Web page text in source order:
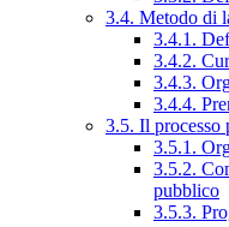
3.4. Metodo di
3.4.1.
3.4.2.
3.4.3.
3.4.4.
3.5. Il processo
3.5.1.
3.5.2.
pubblico
3.5.3.